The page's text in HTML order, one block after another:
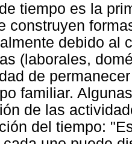
tiempo es la
construyen
debido al
(laborales,
de
familiar.
de las
del tiempo: